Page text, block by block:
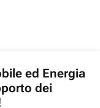
ed Energia
dei